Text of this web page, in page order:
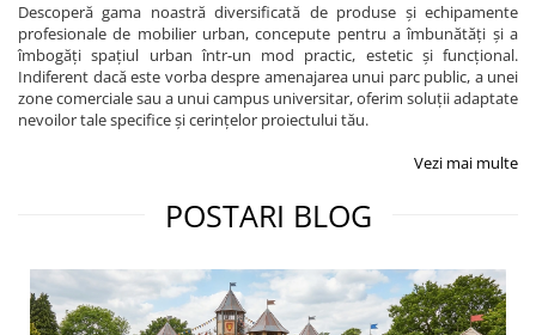
Descoperă gama noastră diversificată de produse și echipamente
profesionale de mobilier urban, concepute pentru a îmbunătăți și a
îmbogăți spațiul urban într-un mod practic, estetic și funcțional.
Indiferent dacă este vorba despre amenajarea unui parc public, a unei
zone comerciale sau a unui campus universitar, oferim soluții adaptate
nevoilor tale specifice și cerințelor proiectului tău.
Vezi mai multe
POSTARI BLOG